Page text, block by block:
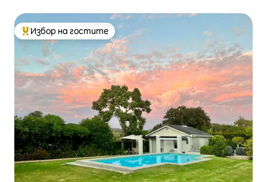
Най-популярен избор на гостите
Избор на гостите